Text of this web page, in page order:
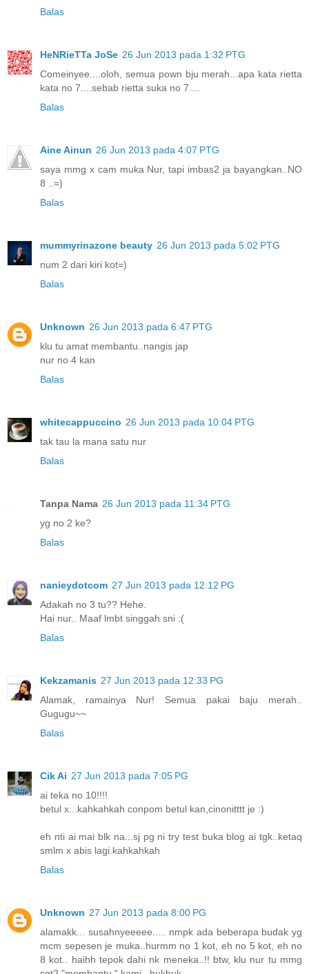
Balas
HeNRieTTa JoSe 26 Jun 2013 pada 1:32 PTG
Comeinyee....oloh, semua pown bju merah...apa kata rietta
kata no 7....sebab rietta suka no 7....
Balas
Aine Ainun 26 Jun 2013 pada 4:07 PTG
saya mmg x cam muka Nur, tapi imbas2 ja bayangkan..NO
8 ..=)
Balas
mummyrinazone beauty 26 Jun 2013 pada 5:02 PTG
num 2 dari kiri kot=)
Balas
Unknown 26 Jun 2013 pada 6:47 PTG
klu tu amat membantu..nangis jap
nur no 4 kan
Balas
whitecappuccino 26 Jun 2013 pada 10:04 PTG
tak tau la mana satu nur
Balas
Tanpa Nama 26 Jun 2013 pada 11:34 PTG
yg no 2 ke?
Balas
nanieydotcom 27 Jun 2013 pada 12:12 PG
Adakah no 3 tu?? Hehe.
Hai nur.. Maaf lmbt singgah sni :(
Balas
Kekzamanis 27 Jun 2013 pada 12:33 PG
Alamak, ramainya Nur! Semua pakai baju merah..
Gugugu~~
Balas
Cik Ai 27 Jun 2013 pada 7:05 PG
ai teka no 10!!!!
betul x...kahkahkah conpom betul kan,cinonitttt je :)
eh nti ai mai blk na...sj pg ni try test buka blog ai tgk..ketaq
smlm x abis lagi.kahkahkah
Balas
Unknown 27 Jun 2013 pada 8:00 PG
alamakk... susahnyeeeee..... nmpk ada beberapa budak yg
mcm sepesen je muka..hurmm no 1 kot, eh no 5 kot, eh no
8 kot.. haihh tepok dahi nk meneka..!! btw, klu nur tu mmg